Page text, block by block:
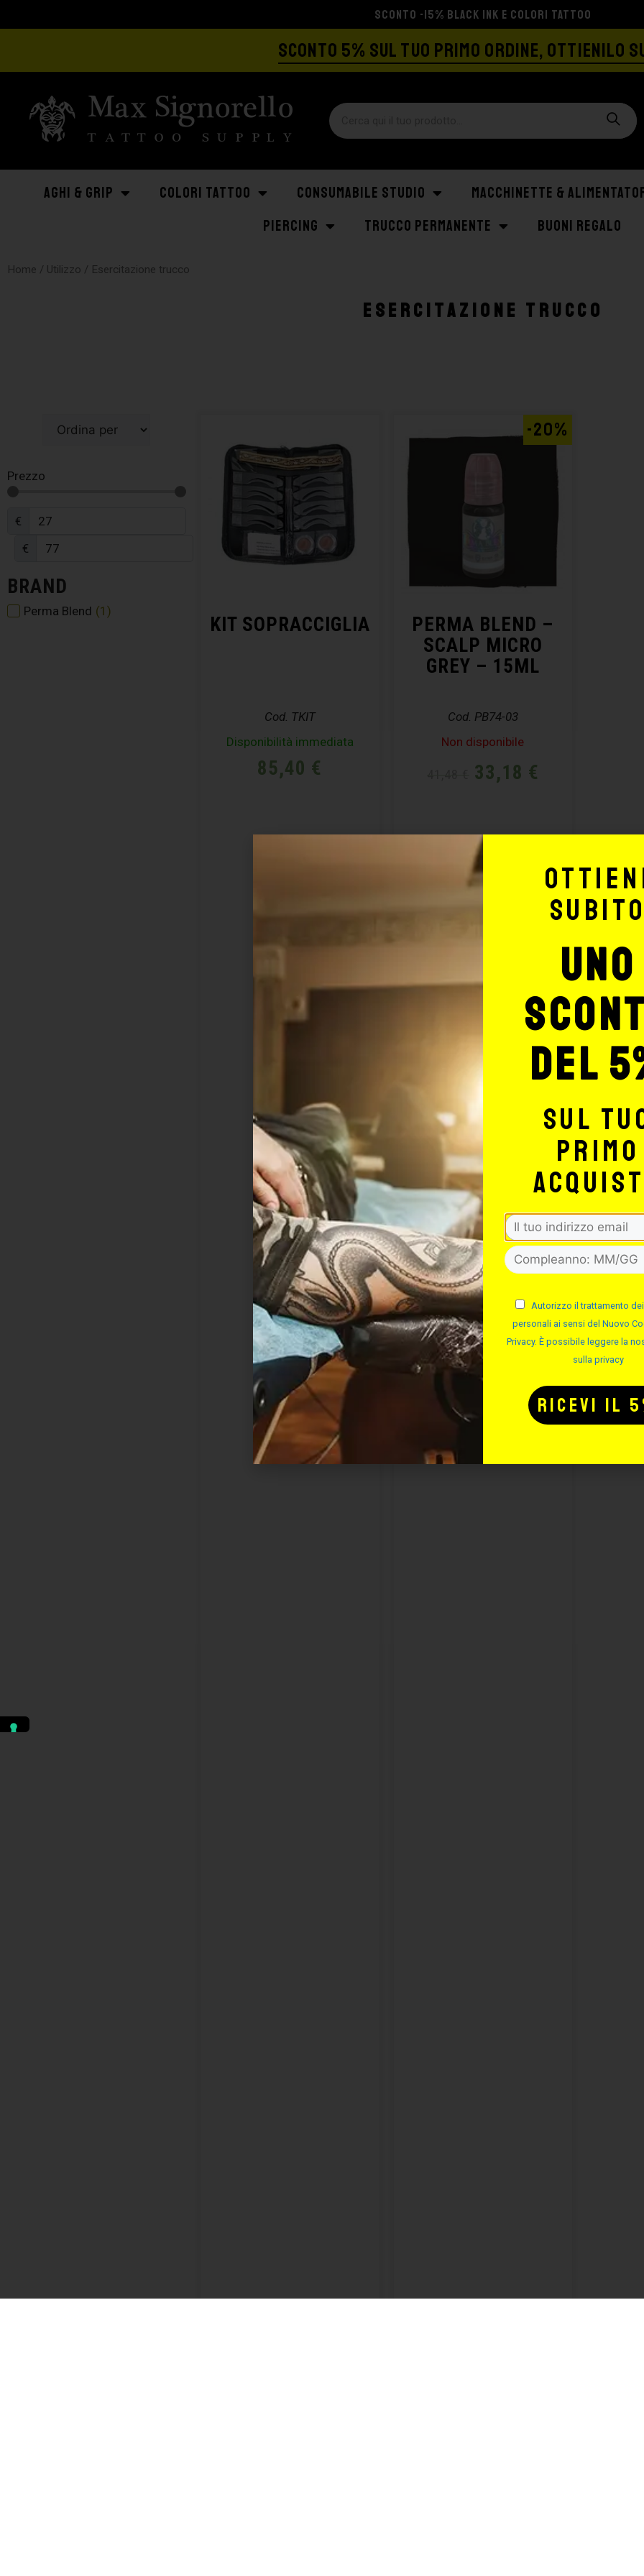
SPEDIZIONE GRATIS A PARTIRE DA €129
SCONTO 5% SUL TUO PRIMO ORDINE, OTTIENILO
AGHI & GRIP COLORI TATTOO CONSUMABILE STUDIO
MACCHINETTE &
PIERCING
TRUCCO PERMANENTE BUONI REGALO
Home / Utilizzo / Esercitazione trucco
Esercitazione trucco
Prezzo
€
€
BRAND
Perma Blend (1 )
KIT SOPRACCIGLIA
Cod. TKIT
Disponibilità immediata
85,40 €
PERMA BLEND –
SCALP MICRO
GREY – 15ML
Cod. PB74-03
Non disponibile
33,18 €
-20%
uno
del
sul
primo
Autorizzo il trattamento
personali ai sensi del Nuovo
Privacy. È possibile leggere la
sulla privacy